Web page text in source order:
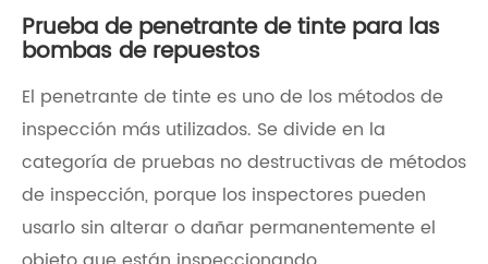
Prueba de penetrante de tinte para las
bombas de repuestos
El penetrante de tinte es uno de los métodos de
inspección más utilizados. Se divide en la
categoría de pruebas no destructivas de métodos
de inspección, porque los inspectores pueden
usarlo sin alterar o dañar permanentemente el